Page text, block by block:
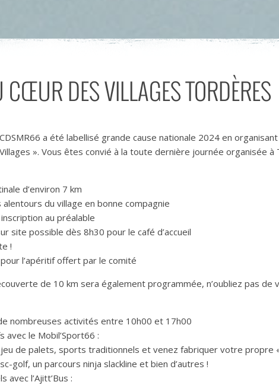
CŒUR DES VILLAGES TORDÈRES
a été labellisé grande cause nationale 2024 en
». Vous êtes convié à la toute dernière journée organisée
d’environ 7 km
du village en bonne compagnie
au préalable
site possible dès 8h30 pour le café d’accueil
!
l’apéritif offert par le comité
de 10 km sera également programmée, n’oubliez pas
nombreuses activités entre 10h00 et 17h00
le Mobil’Sport66 :
jeu de palets, sports traditionnels et venez fabriquer votre propre
golf, un parcours ninja slackline et bien d’autres !
avec l’Ajitt’Bus :